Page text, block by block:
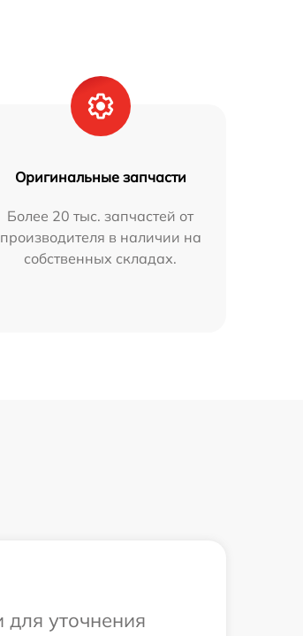
Оригинальные запчасти
Более 20 тыс. запчастей от
производителя в наличии на
собственных складах.
для уточнения